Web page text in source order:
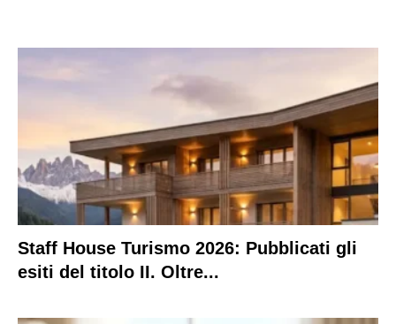
Staff House Turismo 2026: Pubblicati gli
esiti del titolo II. Oltre...